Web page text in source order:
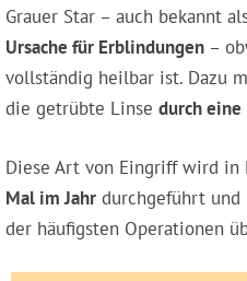
Grauer Star – auch bekannt
Ursache für Erblindungen –
vollständig heilbar ist. Dazu
die getrübte Linse durch
Diese Art von Eingriff wird in
Mal im Jahr durchgeführt
der häufigsten Operationen